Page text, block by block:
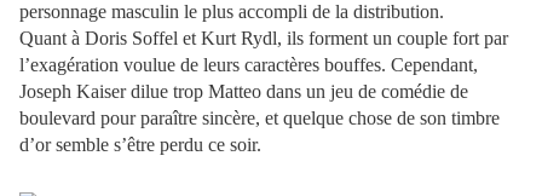
personnage masculin le plus accompli de la distribution.
Quant à Doris Soffel et Kurt Rydl, ils forment un couple fort par
l’exagération voulue de leurs caractères bouffes. Cependant,
Joseph Kaiser dilue trop Matteo dans un jeu de comédie de
boulevard pour paraître sincère, et quelque chose de son timbre
d’or semble s’être perdu ce soir.